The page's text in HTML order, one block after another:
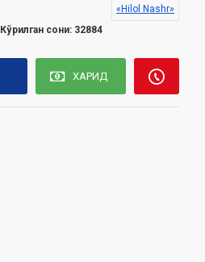
«Hilol Nashr»
Кўрилган сони: 32884
ХАРИД